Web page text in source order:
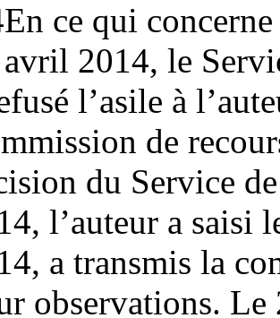
ce qui
2014, le
l’asile à
de
du Service
l’auteur a saisi
a transmis la
observations. Le